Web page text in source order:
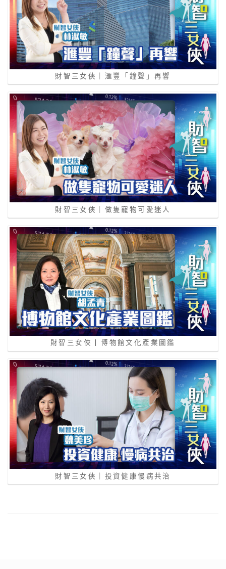
財智三女俠｜滙豐「鐘聲」再響
財智三女俠｜做隻寵物可愛迷人
財智三女俠 | 博物館文化產業圖鑑
財智三女俠｜投資健康慢病共治